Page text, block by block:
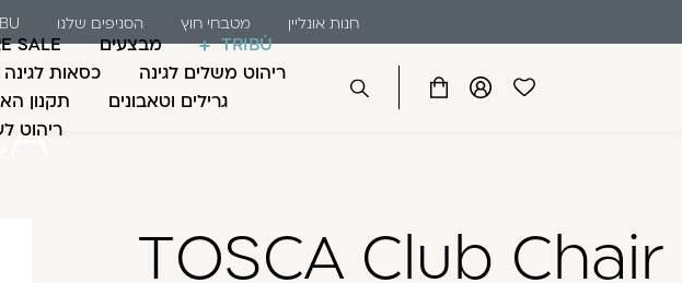
לֵב:
הַמְּסַיַּעַת
לִנְגִישׁוּת
חנות אונליין מטבחי חוץ הסניפים שלנו
פתיחתפתיחתפתיחת
TRIBÙ מבצעים SALE
ריהוט משלים לגינה
כסאות לגינה
גרילים וטאבונים
תקנון
ריהוט
TOSCA Club Chair